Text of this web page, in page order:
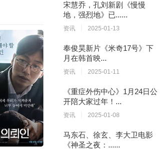
宋慧乔，孔刘新剧《慢慢
地，强烈地》已......
资讯 2025-01-13
奉俊昊新片《米奇17号》下
月在韩首映...
资讯 2025-01-11
《重症外伤中心》1月24日公
开陪大家过年！...
资讯 2025-01-08
马东石、徐玄、李大卫电影
《神圣之夜：......